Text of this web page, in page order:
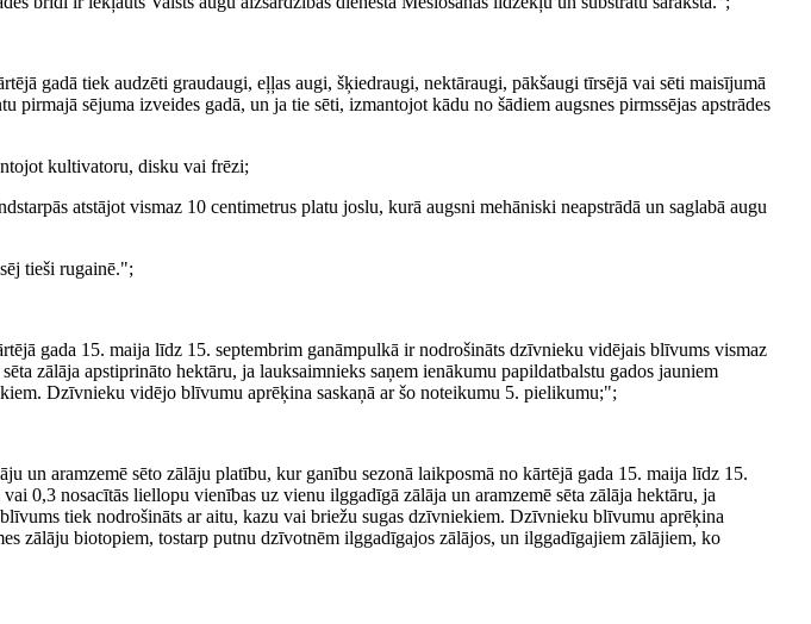
gadā tiek audzēti graudaugi, eļļas augi, šķiedraugi, nektāraugi, pākšaugi tīrsējā vai sēti maisījumā
sējuma izveides gadā, un ja tie sēti, izmantojot kādu no šādiem augsnes pirmssējas apstrādes
kultivatoru, disku vai frēzi;
atstājot vismaz 10 centimetrus platu joslu, kurā augsni mehāniski neapstrādā un saglabā augu
tieši rugainē.";
gada 15. maija līdz 15. septembrim ganāmpulkā ir nodrošināts dzīvnieku vidējais blīvums vismaz
zālāja apstiprināto hektāru, ja lauksaimnieks saņem ienākumu papildatbalstu gados jauniem
Dzīvnieku vidējo blīvumu aprēķina saskaņā ar šo noteikumu 5. pielikumu;";
un aramzemē sēto zālāju platību, kur ganību sezonā laikposmā no kārtējā gada 15. maija līdz 15.
0,3 nosacītās liellopu vienības uz vienu ilggadīgā zālāja un aramzemē sēta zālāja hektāru, ja
tiek nodrošināts ar aitu, kazu vai briežu sugas dzīvniekiem. Dzīvnieku blīvumu aprēķina
zālāju biotopiem, tostarp putnu dzīvotnēm ilggadīgajos zālājos, un ilggadīgajiem zālājiem, ko